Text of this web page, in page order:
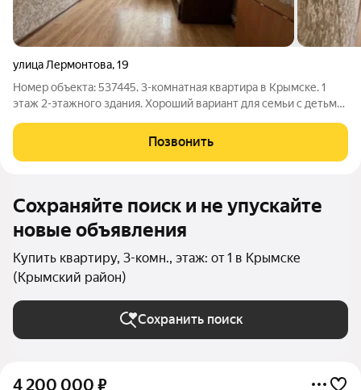
улица Лермонтова,19
Номер объекта: 537445. 3-комнатная квартира в Крымске. 1
этаж 2-этажного здания. Хороший вариант для семьи с детьми.
останется новым владельцам, что делает покупку удобной -
можно сразу
Позвонить
Сохраняйте поиск и не упускайте
новые объявления
Купить квартиру, 3-комн., этаж: от 1 в Крымске
(Крымский район)
Сохранить поиск
4 200 000 ₽